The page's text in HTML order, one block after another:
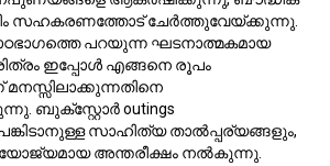
ഈ കരുതലുള്ള സമീപനം
ഉറപ്പു നൽകി സംഭാഷണം
സഹായിക്കുകയും ചെയ്യുക. ഇവരുടെ
തർക്കവും യുക്തിയുമായി
അവർ വൈയക്തിക പിന്തുണയെയും
ഉത്തമമായ
ഈ വൈഥോഗിക ബുദ്ധിയോടൊപ്പം
സൃഷ്ടിക്കുന്നത് അനിവാര്യമാണ്, 5w6